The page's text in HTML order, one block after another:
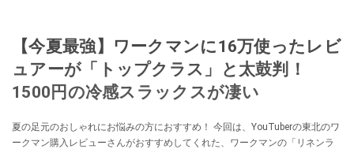
【今夏最強】ワークマンに16万使ったレビ
ュアーが「トップクラス」と太鼓判！
1500円の冷感スラックスが凄い
夏の足元のおしゃれにお悩みの方におすすめ！ 今回は、YouTuberの東北のワ
ークマン購入レビューさんがおすすめしてくれた、ワークマンの「リネンラ